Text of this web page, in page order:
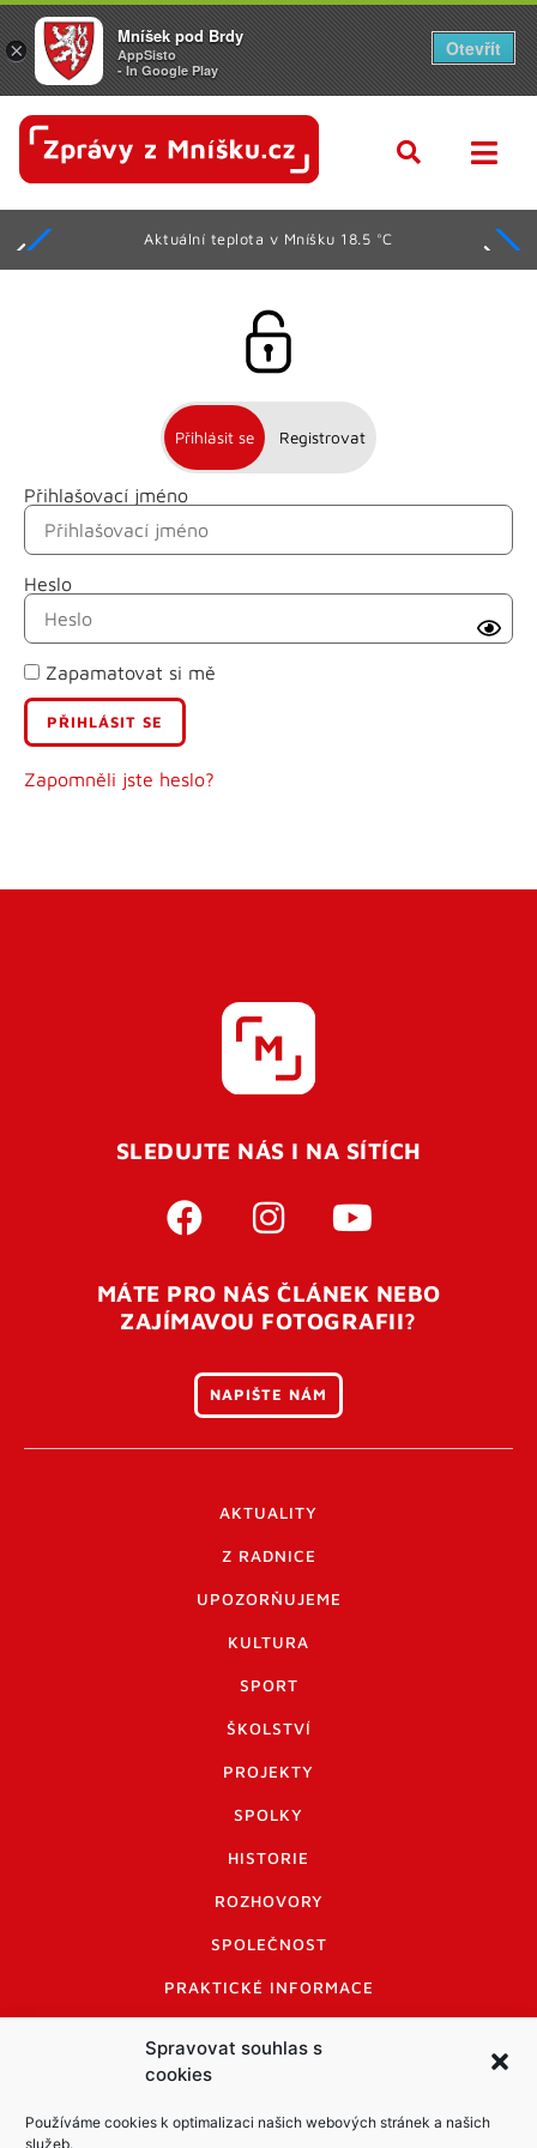
Spravovat souhlas s
cookies
Používáme cookies k optimalizaci našich webových stránek a našich
služeb.
Aktuální teplota v Mníšku 18.5 °C
Přihlásit se Registrovat
Přihlašovací jméno
Heslo
Zapamatovat si mě
Zapomněli jste heslo?
Jméno
Příjmení
E-mail
Uživatelské jméno
Pro úspěšné dokončení registrace je potřeba
vaší e-mailovouadresu. Po úspěšném odeslání
otevření tohoto odkazu se váš účet ověří a můžete se
přihlásit. Nezapomeňte zkontrolovat složku SPAM ve
SLEDUJTE NÁS I NA SÍTÍCH
MÁTE PRO NÁS ČLÁNEK NEBO
ZAJÍMAVOU FOTOGRAFII?
NAPIŠTE NÁM
AKTUALITY
Z RADNICE
UPOZORŇUJEME
KULTURA
SPORT
ŠKOLSTVÍ
PROJEKTY
SPOLKY
HISTORIE
ROZHOVORY
SPOLEČNOST
PRAKTICKÉ INFORMACE
INFORMACE A KODEX DISKUTUJÍCÍCH
LOGO A LOGO MANUÁL
×
Mníšek pod Brdy
AppSisto
- In Google Play
Otevřít